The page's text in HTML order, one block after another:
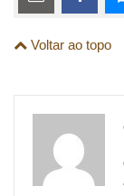
links
são
externos
esta
Email
esta
Voltar ao topo